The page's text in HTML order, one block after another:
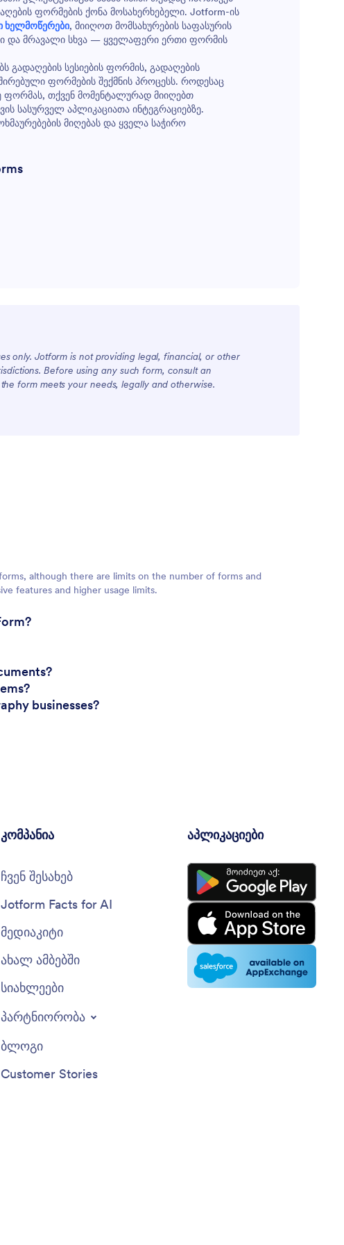
ფორმას
ფორმების ქონა მოსახერხებელი. Jotform-ის
, მიიღოთ მომსახურების საფასურის
და მრავალი სხვა — ყველაფერი ერთი ფორმის
სესიების ფორმის, გადაღების
ფორმების შექმნის პროცესს. როდესაც
ფორმას, თქვენ მომენტალურად მიიღებთ
სასურველ აპლიკაციათა ინტეგრაციებზე.
მიღებას და ყველა საჭირო
only. Jotform is not providing legal, financial, or other
Before using any such form, consult an
form meets your needs, legally and otherwise.
although there are limits on the number of forms and
features and higher usage limits.
businesses?
კომპანია
ჩვენ შესახებ
Jotform Facts for AI
მედიაკიტი
ახალ ამბებში
სიახლეები
პარტნიორობა
ბლოგი
Customer Stories
აპლიკაციები